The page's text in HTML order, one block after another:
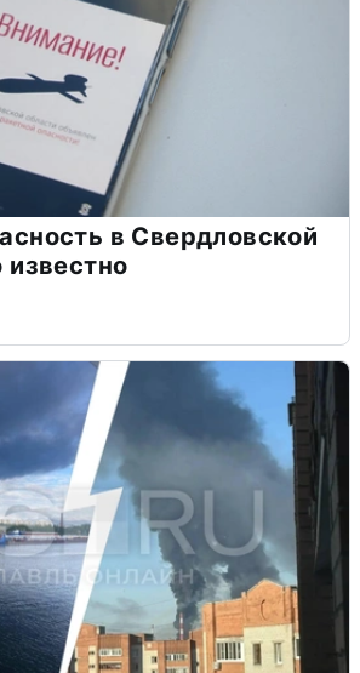
в Свердловской
известно